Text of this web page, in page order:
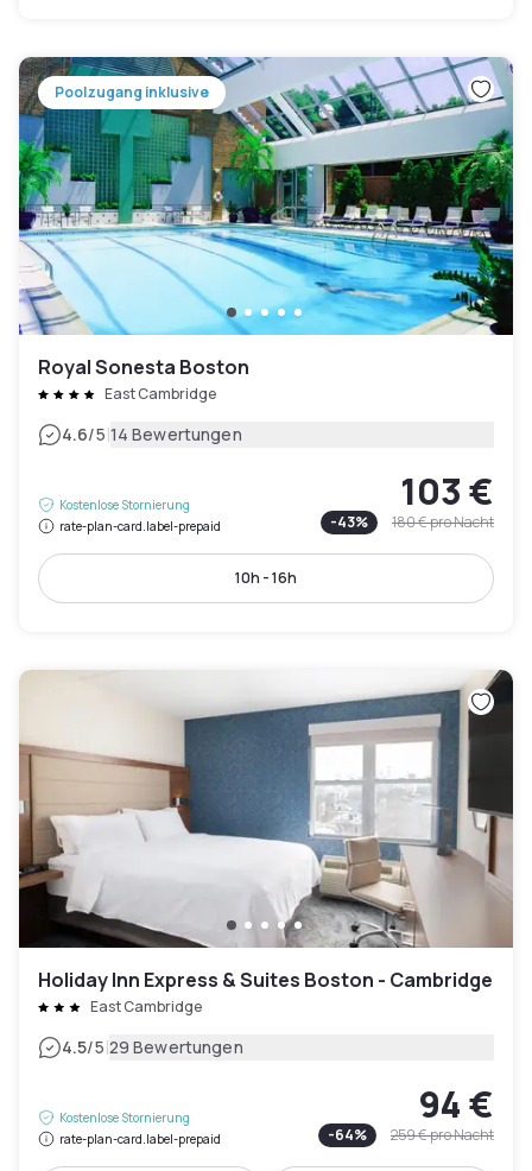
Poolzugang inklusive
Royal Sonesta Boston
East Cambridge
4.6/5|14 Bewertungen
Kostenlose Stornierung
rate-plan-card.label-prepaid
103 €
-43% 180 €pro Nacht
10h - 16h
Holiday Inn Express & Suites Boston - Cambridge
East Cambridge
4.5/5|29 Bewertungen
Kostenlose Stornierung
rate-plan-card.label-prepaid
94 €
-64% 259 €pro Nacht